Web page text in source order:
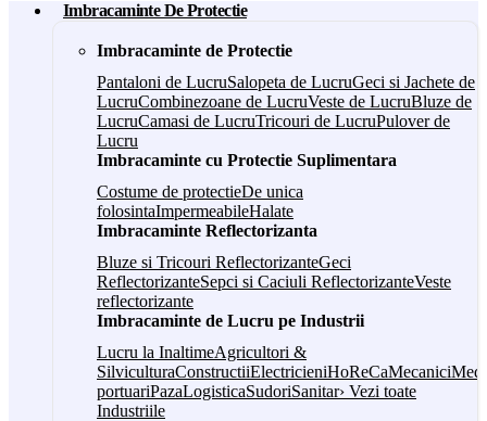
Imbracaminte De Protectie
Imbracaminte de Protectie
Pantaloni de LucruSalopeta de LucruGeci si Jachete de
LucruCombinezoane de LucruVeste de LucruBluze de
LucruCamasi de LucruTricouri de LucruPulover de
Lucru
Imbracaminte cu Protectie Suplimentara
Costume de protectieDe unica
folosintaImpermeabileHalate
Imbracaminte Reflectorizanta
Bluze si Tricouri ReflectorizanteGeci
ReflectorizanteSepci si Caciuli ReflectorizanteVeste
reflectorizante
Imbracaminte de Lucru pe Industrii
Lucru la InaltimeAgricultori &
SilviculturaConstructiiElectricieniHoReCaMecanici
portuariPazaLogisticaSudoriSanitar› Vezi toate
Industriile